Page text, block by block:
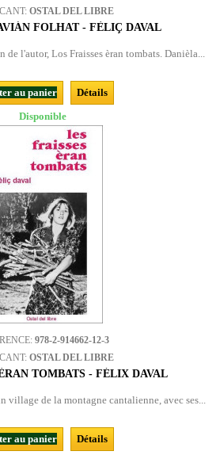
OSTAL DEL LIBRE
FOLHAT - FÈLIÇ DAVAL
de l'autor, Los Fraisses èran tombats. Danièla...
au panier
Détails
Disponible
978-2-914662-12-3
OSTAL DEL LIBRE
TOMBATS - FÉLIX DAVAL
village de la montagne cantalienne, avec ses...
au panier
Détails